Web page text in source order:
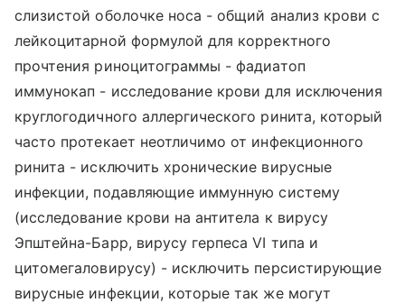
слизистой оболочке носа - общий анализ крови с
лейкоцитарной формулой для корректного
прочтения риноцитограммы - фадиатоп
иммунокап - исследование крови для исключения
круглогодичного аллергического ринита, который
часто протекает неотличимо от инфекционного
ринита - исключить хронические вирусные
инфекции, подавляющие иммунную систему
(исследование крови на антитела к вирусу
Эпштейна-Барр, вирусу герпеса VI типа и
цитомегаловирусу) - исключить персистирующие
вирусные инфекции, которые так же могут